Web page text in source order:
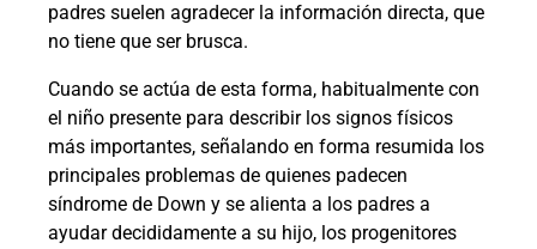
padres suelen agradecer la información directa, que
no tiene que ser brusca.
Cuando se actúa de esta forma, habitualmente con
el niño presente para describir los signos físicos
más importantes, señalando en forma resumida los
principales problemas de quienes padecen
síndrome de Down y se alienta a los padres a
ayudar decididamente a su hijo, los progenitores